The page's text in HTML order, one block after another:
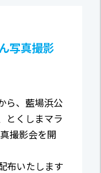
写真撮影
ら、藍場浜公
とくしまマラ
撮影会を開
布いたします